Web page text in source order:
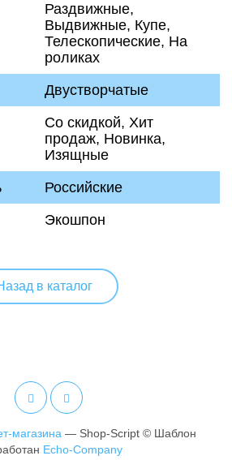
Раздвижные,
Выдвижные, Купе,
Телескопические, На
роликах
Двустворчатые
Со скидкой, Хит
продаж, Новинка,
Изящные
Российские
Экошпон
в каталог
магазина — Shop-Script © Шаблон
Echo-Company